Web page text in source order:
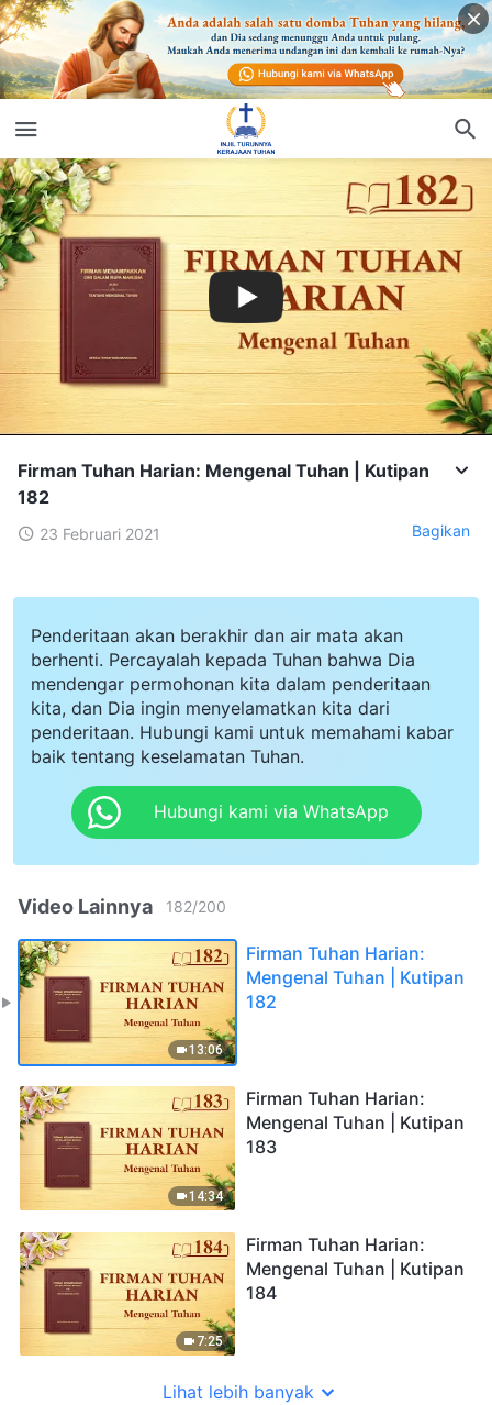
Firman Tuhan Harian: Mengenal Tuhan | Kutipan
182
23 Februari 2021 Bagikan
Penderitaan akan berakhir dan air mata akan
berhenti. Percayalah kepada Tuhan bahwa Dia
mendengar permohonan kita dalam penderitaan
kita, dan Dia ingin menyelamatkan kita dari
penderitaan. Hubungi kami untuk memahami kabar
baik tentang keselamatan Tuhan.
Hubungi kami via WhatsApp
Video Lainnya 182/200
13:06
Firman Tuhan Harian:
Mengenal Tuhan | Kutipan
182
14:34
Firman Tuhan Harian:
Mengenal Tuhan | Kutipan
183
7:25
Firman Tuhan Harian:
Mengenal Tuhan | Kutipan
184
Lihat lebih banyak